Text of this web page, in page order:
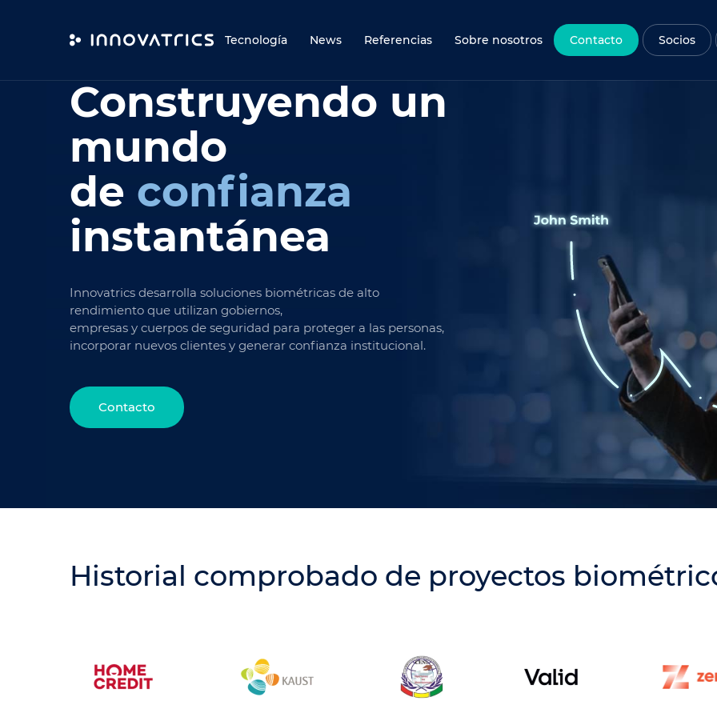
Tecnología News Referencias Sobre nosotros Contacto Socios
Construyendo un
mundo
de confianza
instantánea
Innovatrics desarrolla soluciones biométricas de alto
rendimiento que utilizan gobiernos,
empresas y cuerpos de seguridad para proteger a las personas,
incorporar nuevos clientes y generar confianza institucional.
Contacto
Historial comprobado de proyectos